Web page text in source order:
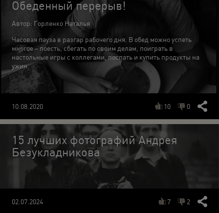
Обеденный перерыв!
Автор: Горленко Наталья
Часовая пауза в разгар рабочего дня. В обед можно успеть
многое – поесть, сбегать по своим делам, поиграть в
настольные игры с коллегами, поспать и купить продукты на
ужин.
10.08.2020 10 0
15 лучших фотографий Андрея
Безукладникова
02.07.2024 7 2